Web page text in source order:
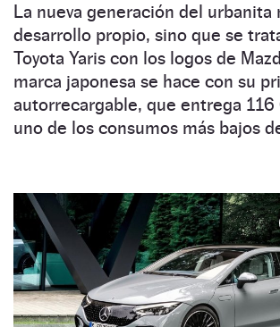
La nueva generación del urbanita
desarrollo propio, sino que se
Toyota Yaris con los logos de
marca japonesa se hace con su
autorrecargable, que entrega 116
uno de los consumos más bajos